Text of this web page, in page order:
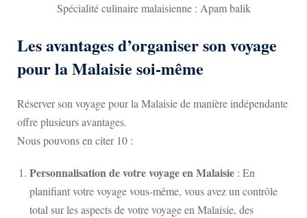
Spécialité culinaire malaisienne : Apam balik
Les avantages d’organiser son voyage
pour la Malaisie soi-même
Réserver son voyage pour la Malaisie de manière indépendante
offre plusieurs avantages.
Nous pouvons en citer 10 :
Personnalisation de votre voyage en Malaisie : En
planifiant votre voyage vous-même, vous avez un contrôle
total sur les aspects de votre voyage en Malaisie, des